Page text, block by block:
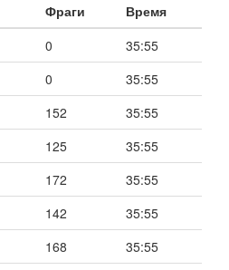
Фраги
Время
0
35:55
0
35:55
152
35:55
125
35:55
172
35:55
142
35:55
168
35:55